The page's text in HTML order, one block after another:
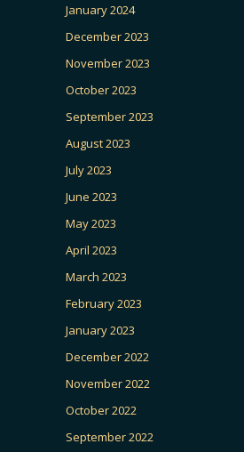
January 2024
December 2023
November 2023
October 2023
September 2023
August 2023
July 2023
June 2023
May 2023
April 2023
March 2023
February 2023
January 2023
December 2022
November 2022
October 2022
September 2022